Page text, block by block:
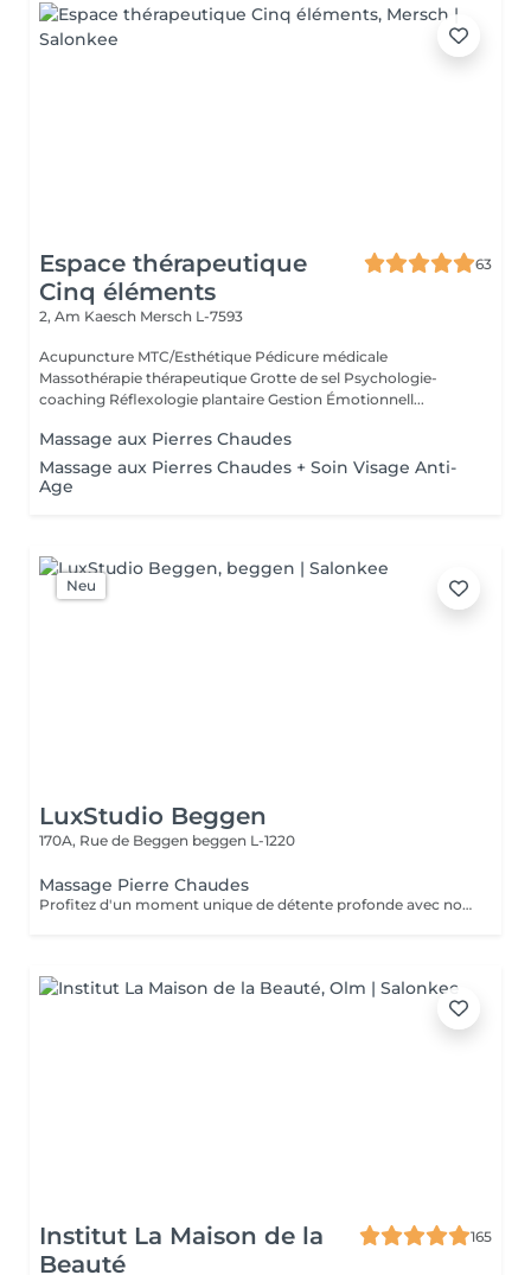
Espace thérapeutique
Cinq éléments
63
2, Am Kaesch Mersch L-7593
Acupuncture MTC/Esthétique Pédicure médicale
Massothérapie thérapeutique Grotte de sel Psychologie-
coaching Réflexologie plantaire Gestion Émotionnell...
Massage aux Pierres Chaudes
Massage aux Pierres Chaudes + Soin Visage Anti-
Age
Neu
LuxStudio Beggen
170A, Rue de Beggen beggen L-1220
Massage Pierre Chaudes
Profitez d'un moment unique de détente profonde avec notre massage aux pierres chaudes, disponible en séances de 60 ou 90 minutes. Nos esthéticiennes spécialisées appliquent des pierres de basalte chauffées stratégiquement le long du corps, en combinant des mouvements doux et des techniques traditionnelles de massage. La chaleur des pierres pénètre profondément dans les muscles, favorisant la détente et le soulagement des tensions. En plus des bienfaits physiques, tels que l'amélioration de la circulation sanguine et le soulagement des douleurs musculaires, la thérapie contribue à l'équilibre mental en réduisant le stress et l'anxiété. La combinaison unique de chaleur et de massage offre une expérience thérapeutique complète, revitalisant à la fois le corps et l'esprit. Laissez-vous envelopper par la chaleur réconfortante des pierres et embarquez pour un voyage vers le bien-être total. Le temps de préparation et d'installation de la cliente est inclus dans la période choisie, garantissant que chaque minute soit dédiée à votre bien-être.
Institut La Maison de la
Beauté
165